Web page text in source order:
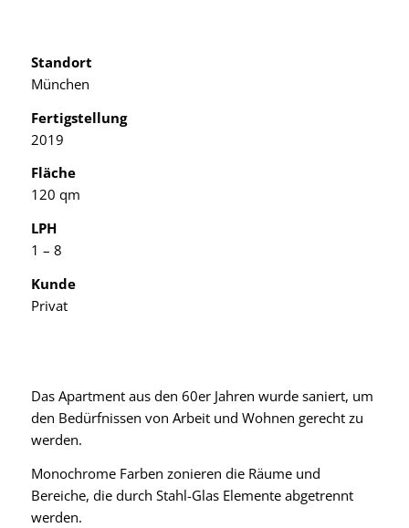
Standort
München
Fertigstellung
2019
Fläche
120 qm
LPH
1 – 8
Kunde
Privat
Das Apartment aus den 60er Jahren wurde saniert, um
den Bedürfnissen von Arbeit und Wohnen gerecht zu
werden.
Monochrome Farben zonieren die Räume und
Bereiche, die durch Stahl-Glas Elemente abgetrennt
werden.